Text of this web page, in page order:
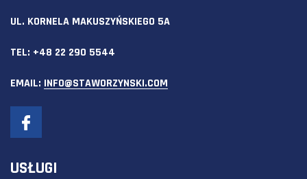
UL. KORNELA MAKUSZYŃSKIEGO 5A
TEL: +48 22 290 5544
EMAIL: INFO@STAWORZYNSKI.COM
USŁUGI